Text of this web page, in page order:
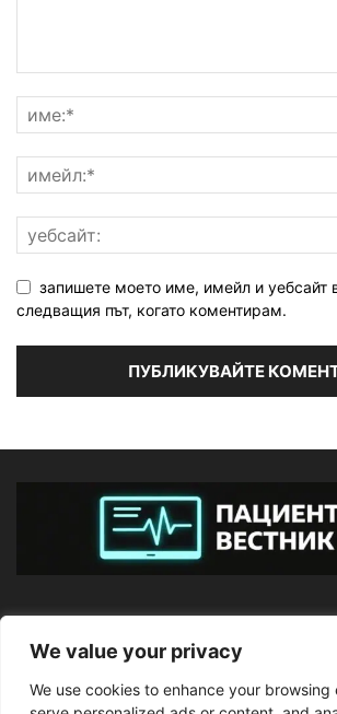
We value your privacy
We use cookies to enhance your browsing
запишете моето име, имейл и уебсайт
следващия път, когато коментирам.
ПОСЛЕДВАЙТЕ